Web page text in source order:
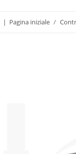
Pagina iniziale